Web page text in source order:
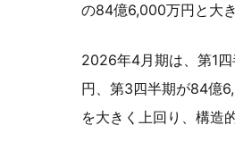
の84億6,000万円と大
2026年4月期は、第1
円、第3四半期が84億
を大きく上回り、構造